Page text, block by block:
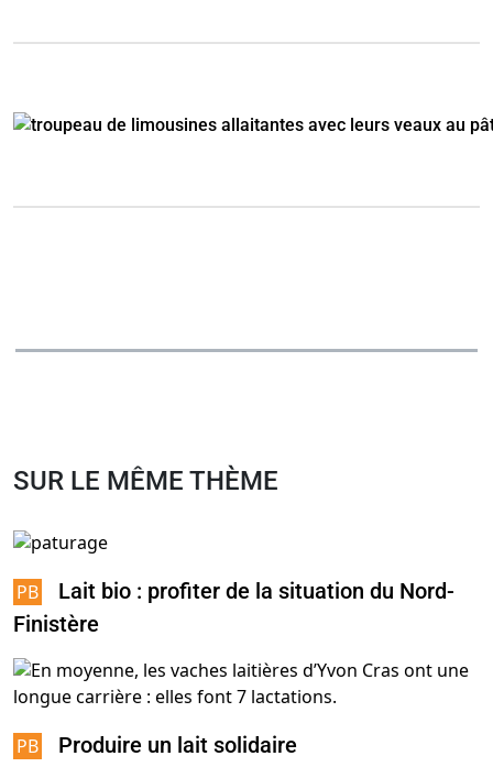
SUR LE MÊME THÈME
Lait bio : profiter de la situation du Nord-
Finistère
Produire un lait solidaire